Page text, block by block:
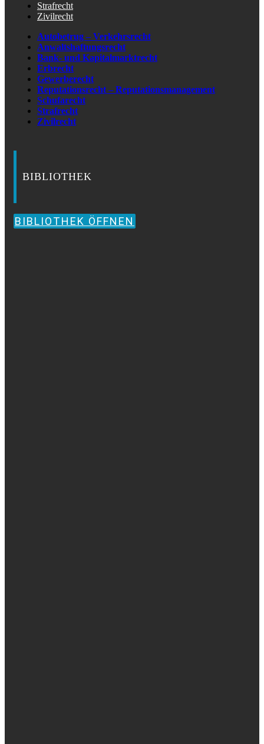
Strafrecht
Zivilrecht
Autobetrug – Verkehrsrecht
Anwaltshaftungsrecht
Bank- und Kapitalmarktrecht
Erbrecht
Gewerberecht
Reputationsrecht – Reputationsmanagement
Schufarecht
Strafrecht
Zivilrecht
BIBLIOTHEK
BIBLIOTHEK ÖFFNEN